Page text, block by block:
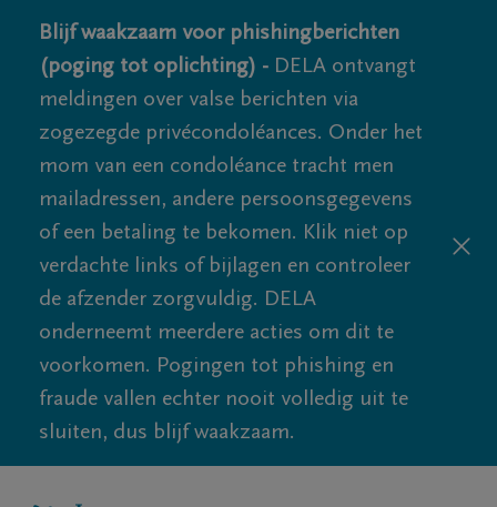
Blijf waakzaam voor phishingberichten
(poging tot oplichting) - DELA ontvangt
meldingen over valse berichten via
zogezegde privécondoléances. Onder het
mom van een condoléance tracht men
mailadressen, andere persoonsgegevens
of een betaling te bekomen. Klik niet op
verdachte links of bijlagen en controleer
de afzender zorgvuldig. DELA
onderneemt meerdere acties om dit te
voorkomen. Pogingen tot phishing en
fraude vallen echter nooit volledig uit te
sluiten, dus blijf waakzaam.